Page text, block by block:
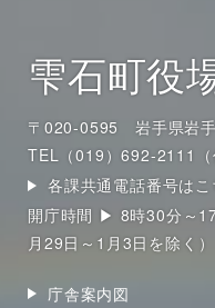
雫石町役
〒020-0595 岩手県岩
TEL（019）692-2111（
各課共通電話番号はこ
開庁時間 ▶ 8時30分～
月29日～1月3日を除く）
庁舎案内図